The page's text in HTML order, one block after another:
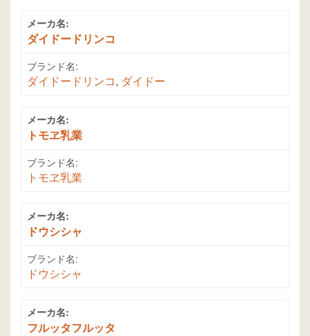
メーカ名:
ダイドードリンコ
ブランド名:
ダイドードリンコ, ダイドー
メーカ名:
トモヱ乳業
ブランド名:
トモヱ乳業
メーカ名:
ドウシシャ
ブランド名:
ドウシシャ
メーカ名:
フルッタフルッタ